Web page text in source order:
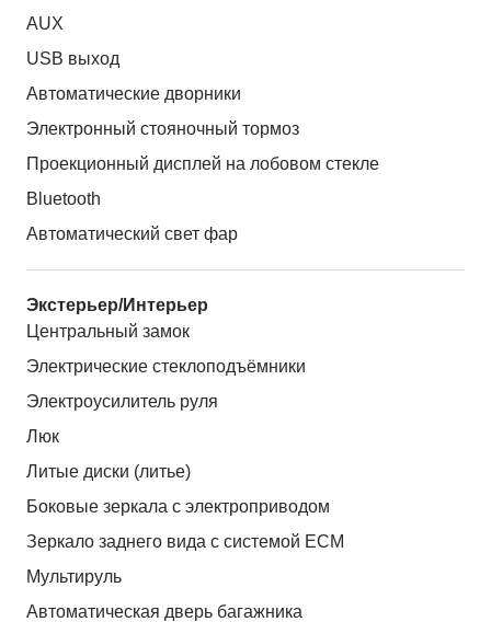
AUX
USB выход
Автоматические дворники
Электронный стояночный тормоз
Проекционный дисплей на лобовом стекле
Bluetooth
Автоматический свет фар
Экстерьер/Интерьер
Центральный замок
Электрические стеклоподъёмники
Электроусилитель руля
Люк
Литые диски (литье)
Боковые зеркала с электроприводом
Зеркало заднего вида с системой ЕСМ
Мультируль
Автоматическая дверь багажника